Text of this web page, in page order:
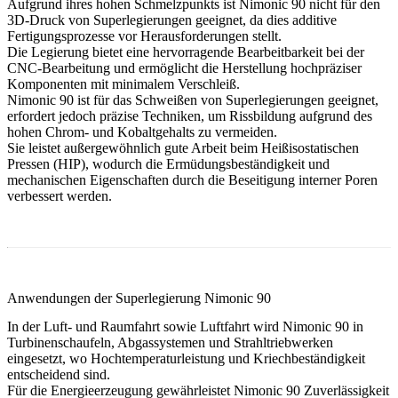
Aufgrund ihres hohen Schmelzpunkts ist Nimonic 90 nicht für den
3D-Druck von Superlegierungen geeignet, da dies additive
Fertigungsprozesse vor Herausforderungen stellt.
Die Legierung bietet eine hervorragende Bearbeitbarkeit bei der
CNC-Bearbeitung und ermöglicht die Herstellung hochpräziser
Komponenten mit minimalem Verschleiß.
Nimonic 90 ist für das Schweißen von Superlegierungen geeignet,
erfordert jedoch präzise Techniken, um Rissbildung aufgrund des
hohen Chrom- und Kobaltgehalts zu vermeiden.
Sie leistet außergewöhnlich gute Arbeit beim Heißisostatischen
Pressen (HIP), wodurch die Ermüdungsbeständigkeit und
mechanischen Eigenschaften durch die Beseitigung interner Poren
verbessert werden.
Anwendungen der Superlegierung Nimonic 90
In derLuft- und Raumfahrt sowie Luftfahrt wird Nimonic 90 in
Turbinenschaufeln, Abgassystemen und Strahltriebwerken
eingesetzt, wo Hochtemperaturleistung und Kriechbeständigkeit
entscheidend sind.
Für die Energieerzeugung gewährleistet Nimonic 90 Zuverlässigkeit